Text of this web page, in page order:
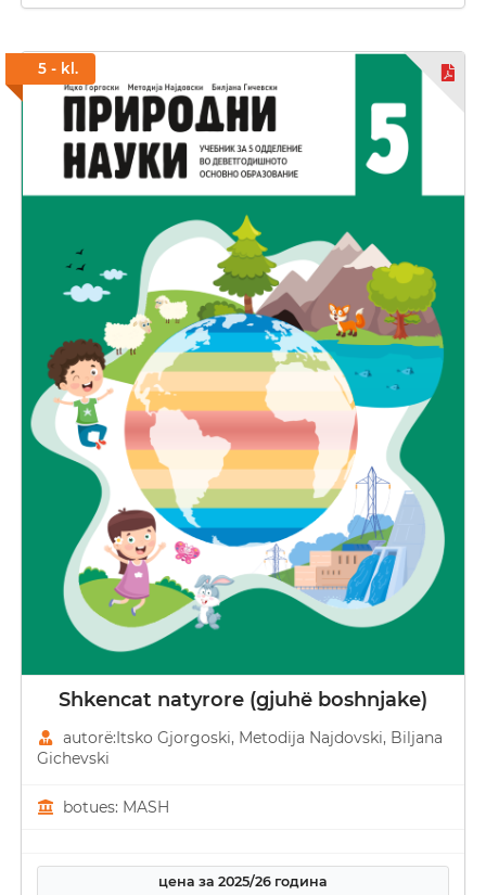
5 - kl.
Shkencat natyrore (gjuhë boshnjake)
autorë:Itsko Gjorgoski, Metodija Najdovski, Biljana
Gichevski
botues: MASH
цена за 2025/26 година